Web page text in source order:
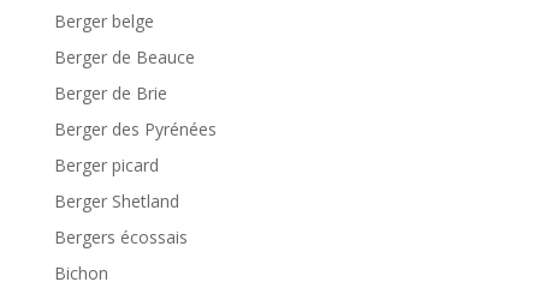
Berger belge
Berger de Beauce
Berger de Brie
Berger des Pyrénées
Berger picard
Berger Shetland
Bergers écossais
Bichon